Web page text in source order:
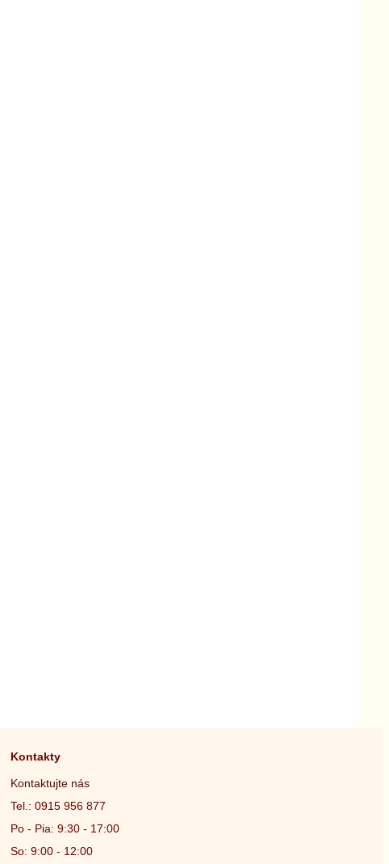
Kontakty
Kontaktujte nás
Tel.: 0915 956 877
Po - Pia: 9:30 - 17:00
So: 9:00 - 12:00